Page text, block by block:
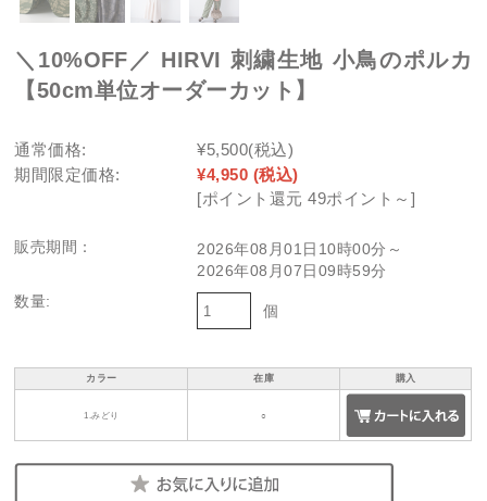
＼10%OFF／ HIRVI 刺繍生地 小鳥のポルカ
【50cm単位オーダーカット】
通常価格: ¥5,500(税込)
期間限定価格:
¥4,950 (税込)
[ポイント還元 49ポイント～]
販売期間：
2026年08月01日10時00分～
2026年08月07日09時59分
数量:
個
カラー 在庫 購入
1.みどり ○